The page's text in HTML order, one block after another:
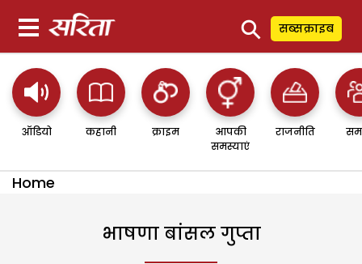
⚲ सब्सक्राइब
ऑडियो कहानी क्राइम
आपकी
समस्याएं
राजनीति
Home
भाषणा बांसल गुप्ता